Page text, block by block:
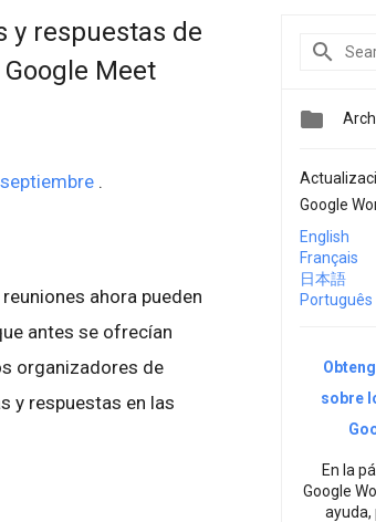
y respuestas de
Meet
.
ahora pueden
antes se ofrecían
organizadores de
y respuestas en las

Google
English
Français
日本語
Português
sobre
En la
Google
ayuda,